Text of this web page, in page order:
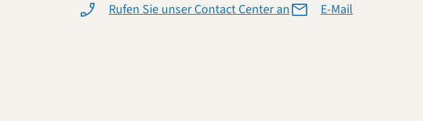
Rufen Sie unser Contact Center an E-Mail